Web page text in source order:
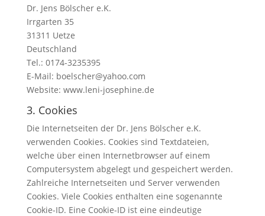
Dr. Jens Bölscher e.K.
Irrgarten 35
31311 Uetze
Deutschland
Tel.: 0174-3235395
E-Mail: boelscher@yahoo.com
Website: www.leni-josephine.de
3. Cookies
Die Internetseiten der Dr. Jens Bölscher e.K.
verwenden Cookies. Cookies sind Textdateien,
welche über einen Internetbrowser auf einem
Computersystem abgelegt und gespeichert werden.
Zahlreiche Internetseiten und Server verwenden
Cookies. Viele Cookies enthalten eine sogenannte
Cookie-ID. Eine Cookie-ID ist eine eindeutige